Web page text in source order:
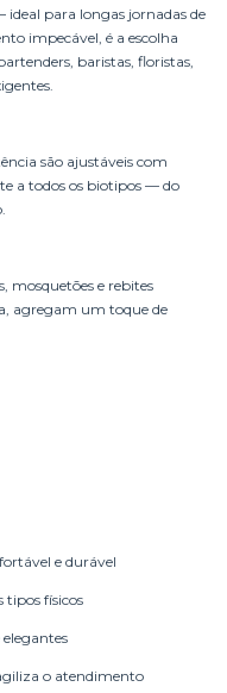
para longas jornadas de
impecável, é a escolha
baristas, floristas,
são ajustáveis com
a todos os biotipos — do
mosquetões e rebites
agregam um toque de
e durável
tipos físicos
o atendimento